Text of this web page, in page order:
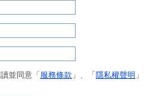
並同意「 服務條款 」、「 隱私權聲明 」